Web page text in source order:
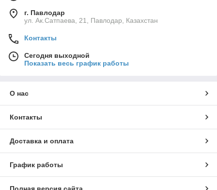
г. Павлодар
ул. Ак.Сатпаева, 21, Павлодар, Казахстан
Контакты
Сегодня выходной
Показать весь график работы
О нас
Контакты
Доставка и оплата
График работы
Полная версия сайта